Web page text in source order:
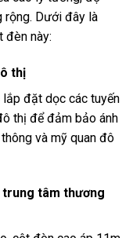
rộng. Dưới đây là
đèn này:​
thị
đặt dọc các tuyến
thị để đảm bảo ánh
và mỹ quan đô
trung tâm thương